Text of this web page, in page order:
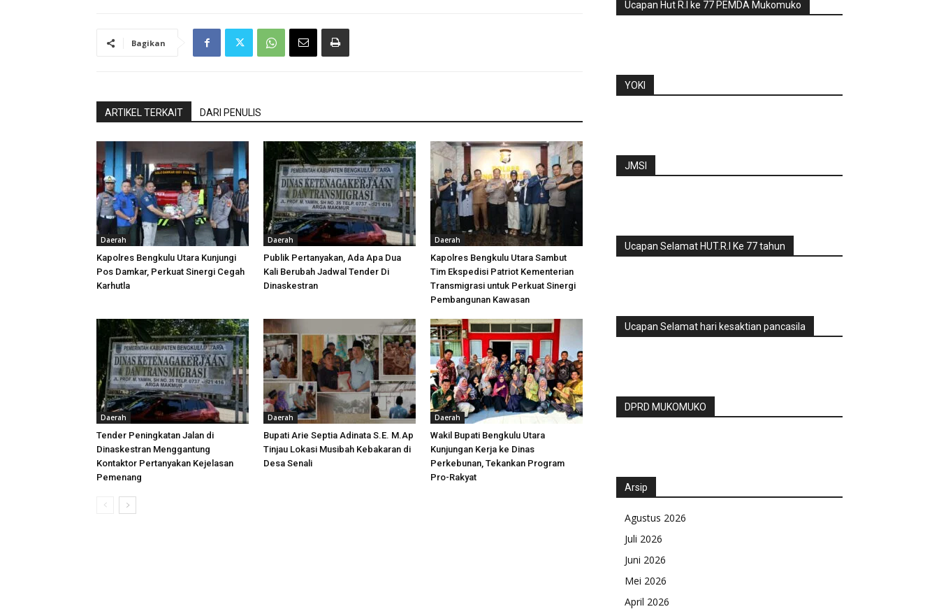
Bagikan
ARTIKEL TERKAIT DARI PENULIS
Daerah
Kapolres Bengkulu Utara Kunjungi
Pos Damkar, Perkuat Sinergi Cegah
Karhutla
Daerah
Publik Pertanyakan, Ada Apa Dua
Kali Berubah Jadwal Tender Di
Dinaskestran
Daerah
Kapolres Bengkulu Utara Sambut
Tim Ekspedisi Patriot Kementerian
Transmigrasi untuk Perkuat Sinergi
Pembangunan Kawasan
Daerah
Tender Peningkatan Jalan di
Dinaskestran Menggantung
Kontaktor Pertanyakan Kejelasan
Pemenang
Daerah
Bupati Arie Septia Adinata S.E. M.Ap
Tinjau Lokasi Musibah Kebakaran di
Desa Senali
Daerah
Wakil Bupati Bengkulu Utara
Kunjungan Kerja ke Dinas
Perkebunan, Tekankan Program
Pro-Rakyat
Ucapan Hut R.I ke 77 PEMDA Mukomuko
YOKI
JMSI
Ucapan Selamat HUT.R.I Ke 77 tahun
Ucapan Selamat hari kesaktian pancasila
DPRD MUKOMUKO
Arsip
Agustus 2026
Juli 2026
Juni 2026
Mei 2026
April 2026